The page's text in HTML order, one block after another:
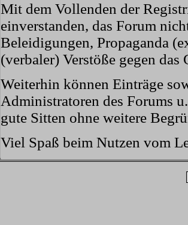
Mit dem Vollenden der
einverstanden, das Forum
Beleidigungen, Propaganda
(verbaler) Verstöße gegen das
Weiterhin können Einträge
Administratoren des Forums
gute Sitten ohne weitere
Viel Spaß beim Nutzen vom